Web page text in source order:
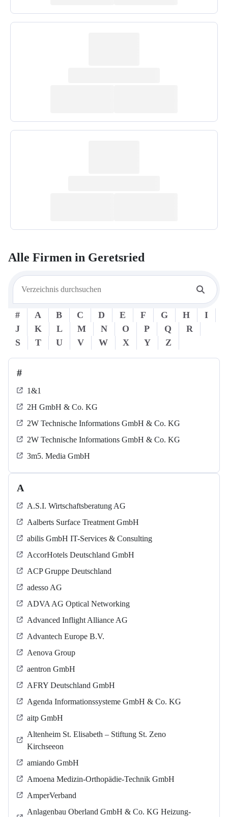
Alle Firmen in Geretsried
# A B C D E F G H
I
J
K L M N O P Q
R
S
T U V W X Y Z
#
1&1
2H GmbH & Co. KG
2W Technische Informations GmbH & Co. KG
2W Technische Informations GmbH & Co. KG
3m5. Media GmbH
A
A.S.I. Wirtschaftsberatung AG
Aalberts Surface Treatment GmbH
abilis GmbH IT-Services & Consulting
AccorHotels Deutschland GmbH
ACP Gruppe Deutschland
adesso AG
ADVA AG Optical Networking
Advanced Inflight Alliance AG
Advantech Europe B.V.
Aenova Group
aentron GmbH
AFRY Deutschland GmbH
Agenda Informationssysteme GmbH & Co. KG
aitp GmbH
Altenheim St. Elisabeth – Stiftung St. Zeno
Kirchseeon
amiando GmbH
Amoena Medizin-Orthopädie-Technik GmbH
AmperVerband
Anlagenbau Oberland GmbH & Co. KG Heizung-